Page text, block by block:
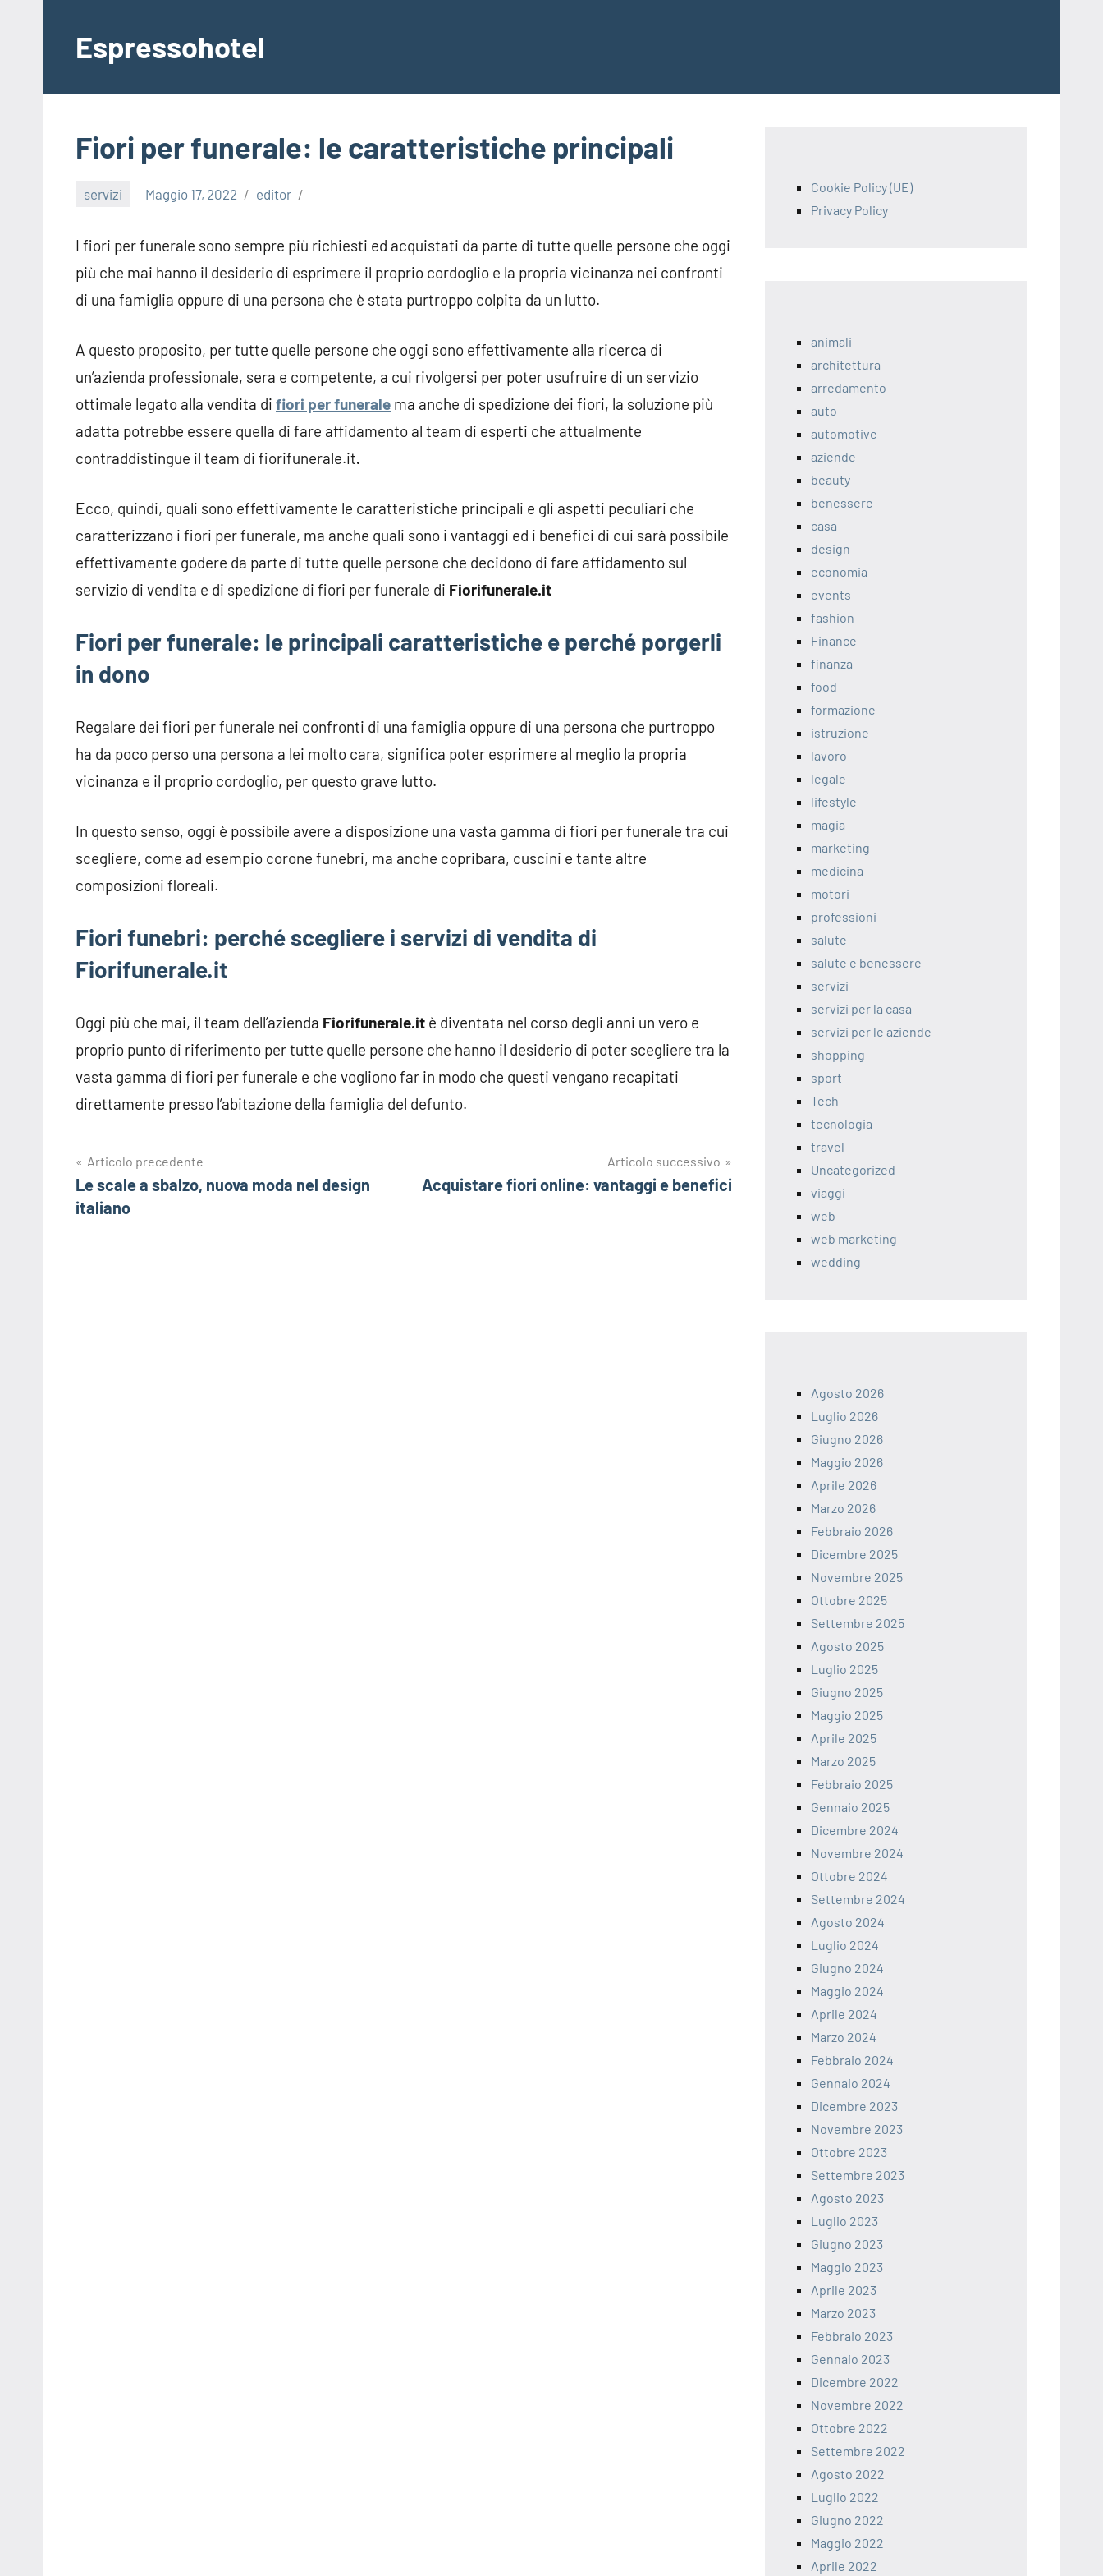
contenutoEspressohotel
Dove
Casa
Fiori per funerale: le caratteristiche principali
servizi Maggio 17, 2022 editor
I fiori per funerale sono sempre più richiesti ed acquistati da parte di tutte quelle persone che oggi
più che mai hanno il desiderio di esprimere il proprio cordoglio e la propria vicinanza nei confronti
di una famiglia oppure di una persona che è stata purtroppo colpita da un lutto.
A questo proposito, per tutte quelle persone che oggi sono effettivamente alla ricerca di
un’azienda professionale, sera e competente, a cui rivolgersi per poter usufruire di un servizio
ottimale legato alla vendita di fiori per funerale ma anche di spedizione dei fiori, la soluzione più
adatta potrebbe essere quella di fare affidamento al team di esperti che attualmente
contraddistingue il team di fiorifunerale.it.
Ecco, quindi, quali sono effettivamente le caratteristiche principali e gli aspetti peculiari che
caratterizzano i fiori per funerale, ma anche quali sono i vantaggi ed i benefici di cui sarà possibile
effettivamente godere da parte di tutte quelle persone che decidono di fare affidamento sul
servizio di vendita e di spedizione di fiori per funerale di Fiorifunerale.it
Fiori per funerale: le principali caratteristiche e perché porgerli
in dono
Regalare dei fiori per funerale nei confronti di una famiglia oppure di una persona che purtroppo
ha da poco perso una persona a lei molto cara, significa poter esprimere al meglio la propria
vicinanza e il proprio cordoglio, per questo grave lutto.
In questo senso, oggi è possibile avere a disposizione una vasta gamma di fiori per funerale tra cui
scegliere, come ad esempio corone funebri, ma anche copribara, cuscini e tante altre
composizioni floreali.
Fiori funebri: perché scegliere i servizi di vendita di
Fiorifunerale.it
Oggi più che mai, il team dell’azienda Fiorifunerale.it è diventata nel corso degli anni un vero e
proprio punto di riferimento per tutte quelle persone che hanno il desiderio di poter scegliere tra la
vasta gamma di fiori per funerale e che vogliono far in modo che questi vengano recapitati
direttamente presso l’abitazione della famiglia del defunto.
Navigazione
articoli
Articolo precedente
Le scale a sbalzo, nuova moda nel design
italiano
Articolo successivo
Acquistare fiori online: vantaggi e benefici
Cookie Policy (UE)
Privacy Policy
animali
architettura
arredamento
auto
automotive
aziende
beauty
benessere
casa
design
economia
events
fashion
Finance
finanza
food
formazione
istruzione
lavoro
legale
lifestyle
magia
marketing
medicina
motori
professioni
salute
salute e benessere
servizi
servizi per la casa
servizi per le aziende
shopping
sport
Tech
tecnologia
travel
Uncategorized
viaggi
web
web marketing
wedding
Agosto 2026
Luglio 2026
Giugno 2026
Maggio 2026
Aprile 2026
Marzo 2026
Febbraio 2026
Dicembre 2025
Novembre 2025
Ottobre 2025
Settembre 2025
Agosto 2025
Luglio 2025
Giugno 2025
Maggio 2025
Aprile 2025
Marzo 2025
Febbraio 2025
Gennaio 2025
Dicembre 2024
Novembre 2024
Ottobre 2024
Settembre 2024
Agosto 2024
Luglio 2024
Giugno 2024
Maggio 2024
Aprile 2024
Marzo 2024
Febbraio 2024
Gennaio 2024
Dicembre 2023
Novembre 2023
Ottobre 2023
Settembre 2023
Agosto 2023
Luglio 2023
Giugno 2023
Maggio 2023
Aprile 2023
Marzo 2023
Febbraio 2023
Gennaio 2023
Dicembre 2022
Novembre 2022
Ottobre 2022
Settembre 2022
Agosto 2022
Luglio 2022
Giugno 2022
Maggio 2022
Aprile 2022